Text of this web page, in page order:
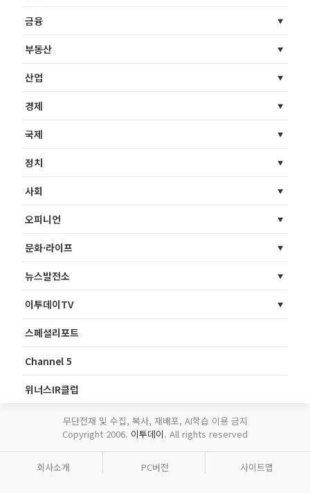
금융
부동산
산업
경제
국제
정치
사회
오피니언
문화·라이프
뉴스발전소
이투데이TV
스페셜리포트
Channel 5
위너스IR클럽
무단전재 및 수집, 복사, 재배포, AI학습 이용 금지
Copyright 2006. 이투데이. All rights reserved
회사소개 PC버전 사이트맵